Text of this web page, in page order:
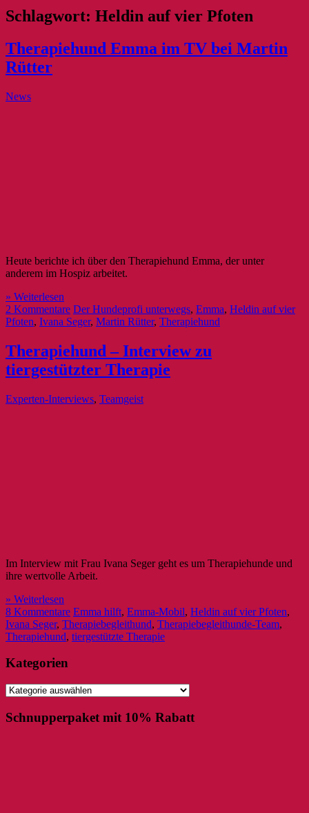
Schlagwort: Heldin auf vier Pfoten
Therapiehund Emma im TV bei Martin
Rütter
News
Heute berichte ich über den Therapiehund Emma, der unter
anderem im Hospiz arbeitet.
» Weiterlesen
2 Kommentare Der Hundeprofi unterwegs, Emma, Heldin auf vier
Pfoten, Ivana Seger, Martin Rütter, Therapiehund
Therapiehund – Interview zu
tiergestützter Therapie
Experten-Interviews, Teamgeist
Im Interview mit Frau Ivana Seger geht es um Therapiehunde und
ihre wertvolle Arbeit.
» Weiterlesen
8 Kommentare Emma hilft, Emma-Mobil, Heldin auf vier Pfoten,
Ivana Seger, Therapiebegleithund, Therapiebegleithunde-Team,
Therapiehund, tiergestützte Therapie
Kategorien
Kategorien
Schnupperpaket mit 10% Rabatt